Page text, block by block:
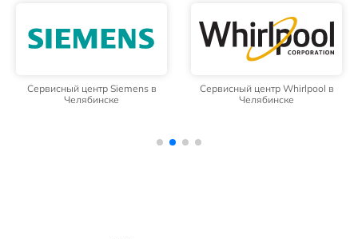
Сервисный центр Siemens в
Челябинске
Сервисный центр Whirlpool в
Челябинске